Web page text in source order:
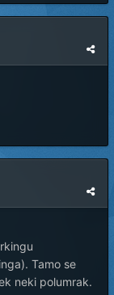
Tamo se
neki polumrak.